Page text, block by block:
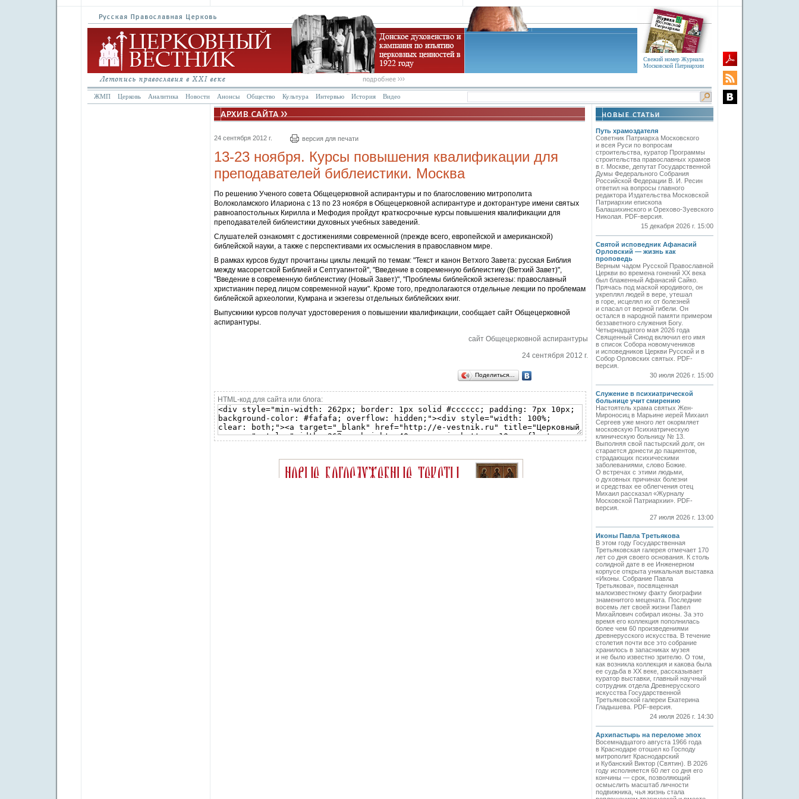
Свежий номер Журнала
Московской Патриархии
ЖМП Церковь Аналитика Новости Анонсы Общество Культура Интервью История Видео
24 сентября 2012 г. версия для печати
13-23 ноября. Курсы повышения квалификации для
преподавателей библеистики. Москва
По решению Ученого совета Общецерковной аспирантуры и по благословению митрополита
Волоколамского Илариона с 13 по 23 ноября в Общецерковной аспирантуре и докторантуре имени святых
равноапостольных Кирилла и Мефодия пройдут краткосрочные курсы повышения квалификации для
преподавателей библеистики духовных учебных заведений.
Слушателей ознакомят с достижениями современной (прежде всего, европейской и американской)
библейской науки, а также с перспективами их осмысления в православном мире.
В рамках курсов будут прочитаны циклы лекций по темам: "Текст и канон Ветхого Завета: русская Библия
между масоретской Библией и Септуагинтой", "Введение в современную библеистику (Ветхий Завет)",
"Введение в современную библеистику (Новый Завет)", "Проблемы библейской экзегезы: православный
христианин перед лицом современной науки". Кроме того, предполагаются отдельные лекции по проблемам
библейской археологии, Кумрана и экзегезы отдельных библейских книг.
Выпускники курсов получат удостоверения о повышении квалификации, сообщает сайт Общецерковной
аспирантуры.
сайт Общецерковной аспирантуры
24 сентября 2012 г.
Поделиться…
HTML-код для сайта или блога:
Путь храмоздателя
Советник Патриарха Московского
и всея Руси по вопросам
строительства, куратор Программы
строительства православных храмов
в г. Москве, депутат Государственной
Думы Федерального Собрания
Российской Федерации В. И. Ресин
ответил на вопросы главного
редактора Издательства Московской
Патриархии епископа
Балашихинского и Орехово-Зуевского
Николая. PDF-версия.
15 декабря 2026 г. 15:00
Святой исповедник Афанасий
Орловский — жизнь как
проповедь
Верным чадом Русской Православной
Церкви во времена гонений XX века
был блаженный Афанасий Сайко.
Прячась под маской юродивого, он
укреплял людей в вере, утешал
в горе, исцелял их от болезней
и спасал от верной гибели. Он
остался в народной памяти примером
беззаветного служения Богу.
Четырнадцатого мая 2026 года
Священный Синод включил его имя
в список Собора новомучеников
и исповедников Церкви Русской и в
Собор Орловских святых. PDF-
версия.
30 июля 2026 г. 15:00
Служение в психиатрической
больнице учит смирению
Настоятель храма святых Жен-
Мироносиц в Марьине иерей Михаил
Сергеев уже много лет окормляет
московскую Психиатрическую
клиническую больницу № 13.
Выполняя свой пастырский долг, он
старается донести до пациентов,
страдающих психическими
заболеваниями, слово Божие.
О встречах с этими людьми,
о духовных причинах болезни
и средствах ее облегчения отец
Михаил рассказал «Журналу
Московской Патриархии». PDF-
версия.
27 июля 2026 г. 13:00
Иконы Павла Третьякова
В этом году Государственная
Третьяковская галерея отмечает 170
лет со дня своего основания. К столь
солидной дате в ее Инженерном
корпусе открыта уникальная выставка
«Иконы. Собрание Павла
Третьякова», посвященная
малоизвестному факту биографии
знаменитого мецената. Последние
восемь лет своей жизни Павел
Михайлович собирал иконы. За это
время его коллекция пополнилась
более чем 60 произведениями
древнерусского искусства. В течение
столетия почти все это собрание
хранилось в запасниках музея
и не было известно зрителю. О том,
как возникла коллекция и какова была
ее судьба в ХХ веке, рассказывает
куратор выставки, главный научный
сотрудник отдела Древнерусского
искусства Государственной
Третьяковской галереи Екатерина
Гладышева. PDF-версия.
24 июля 2026 г. 14:30
Архипастырь на переломе эпох
Восемнадцатого августа 1966 года
в Краснодаре отошел ко Господу
митрополит Краснодарский
и Кубанский Виктор (Святин). В 2026
году исполняется 60 лет со дня его
кончины — срок, позволяющий
осмыслить масштаб личности
подвижника, чья жизнь стала